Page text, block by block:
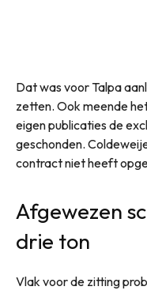
Dat was voor Talpa
zetten. Ook meende
eigen publicaties de
geschonden.
contract niet heeft
Afgewezen
drie ton
Vlak voor de zitting